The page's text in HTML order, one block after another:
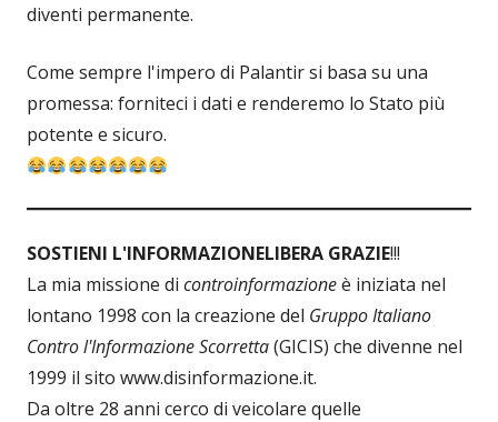
diventi permanente.
Come sempre l'impero di Palantir si basa su una
promessa: forniteci i dati e renderemo lo Stato più
potente e sicuro.
SOSTIENI L'INFORMAZIONELIBERA GRAZIE!!!
La mia missione di controinformazioneè iniziata nel
lontano 1998 con la creazione del Gruppo Italiano
Contro l'Informazione Scorretta(GICIS) che divenne nel
1999 il sito www.disinformazione.it.
Da oltre 28 anni cerco di veicolare quelle